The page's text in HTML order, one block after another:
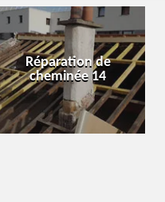
Réparation de
cheminée 14